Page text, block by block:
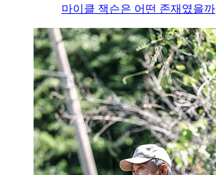
마이클 잭슨은 어떤 존재였을까